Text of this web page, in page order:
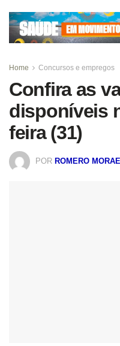
Home Concursos e empregos
Confira as
disponíveis
feira (31)
POR ROMERO